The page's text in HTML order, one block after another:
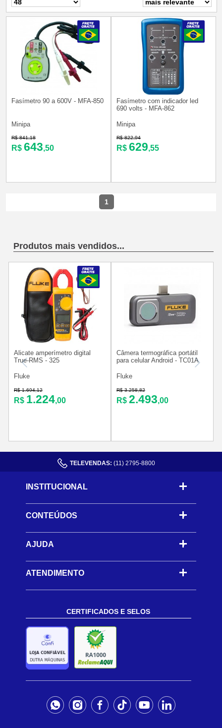
Fasímetro 90 a 600V - MFA-850
Minipa
R$ 841,18
R$ 643,50
Fasímetro com indicador led
690 volts - MFA-862
Minipa
R$ 822,94
R$ 629,55
1
Produtos mais vendidos...
Alicate amperímetro digital
True-RMS - 325
Fluke
R$ 1.694,12
R$ 1.224,00
Câmera termográfica portátil
para celular Android - TC01A
Fluke
R$ 3.258,82
R$ 2.493,00
TELEVENDAS: (11) 2795-8800
INSTITUCIONAL
CONTEÚDOS -
AJUDA -
ATENDIMENTO
CERTIFICADOS E SELOS